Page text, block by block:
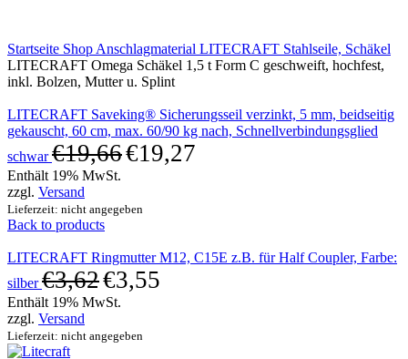
Startseite Shop Anschlagmaterial LITECRAFT Stahlseile, Schäkel
LITECRAFT Omega Schäkel 1,5 t Form C geschweift, hochfest,
inkl. Bolzen, Mutter u. Splint
LITECRAFT Saveking® Sicherungsseil verzinkt, 5 mm, beidseitig
gekauscht, 60 cm, max. 60/90 kg nach, Schnellverbindungsglied
schwar€19,66€19,27
Enthält 19% MwSt.
zzgl. Versand
Lieferzeit: nicht angegeben
Back to products
LITECRAFT Ringmutter M12, C15E z.B. für Half Coupler, Farbe:
silber€3,62€3,55
Enthält 19% MwSt.
zzgl. Versand
Lieferzeit: nicht angegeben